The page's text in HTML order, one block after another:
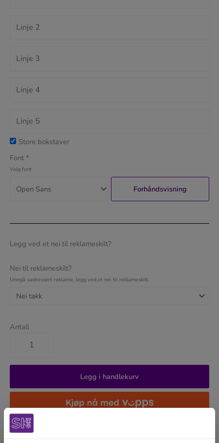
Store bokstaver
Font *
Velg font
Forhåndsvisning
Legg ved et nei til reklameskilt?
Nei til reklameskilt?
Unngå uadressert reklame, legg ved et nei til reklameskilt.
Antall
Legg i handlekurv